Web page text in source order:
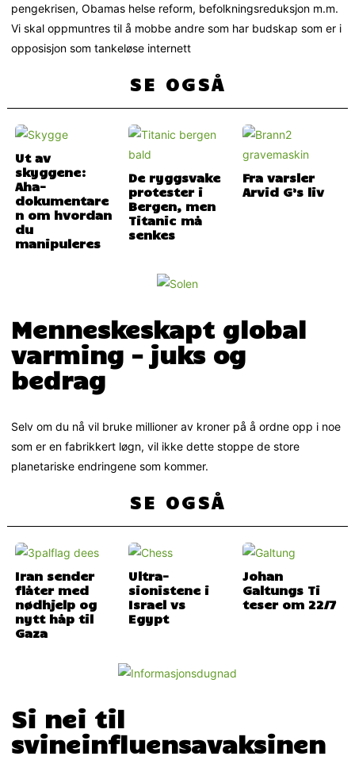
pengekrisen, Obamas helse reform, befolkningsreduksjon m.m.
Vi skal oppmuntres til å mobbe andre som har budskap som er i
opposisjon som tankeløse internett
SE OGSÅ
Ut av
skyggene:
Aha-
dokumentare
n om hvordan
du
manipuleres
De ryggsvake
protester i
Bergen, men
Titanic må
senkes
Fra varsler
Arvid G’s liv
Menneskeskapt global
varming – juks og
bedrag
Selv om du nå vil bruke millioner av kroner på å ordne opp i noe
som er en fabrikkert løgn, vil ikke dette stoppe de store
planetariske endringene som kommer.
SE OGSÅ
Iran sender
flåter med
nødhjelp og
nytt håp til
Gaza
Ultra-
sionistene i
Israel vs
Egypt
Johan
Galtungs Ti
teser om 22/7
Si nei til
svineinfluensavaksinen